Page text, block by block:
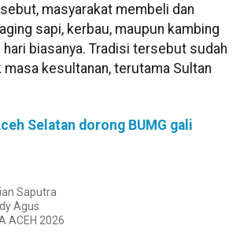
masyarakat membeli dan
sapi, kerbau, maupun kambing
hari biasanya. Tradisi tersebut sudah
kesultanan, terutama Sultan
Selatan dorong BUMG gali
Saputra
Agus
ACEH 2026